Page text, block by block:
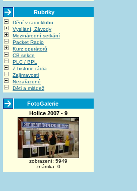
Rubriky
Dění v radioklubu
Vysílání, Závody
Mezinárodní setkání
Packet Radio
Kurz operátorů
CB sekce
PLC / BPL
Z historie rádia
Zajímavosti
Nezařazené
Děti a mládež
FotoGalerie
Holice 2007 - 9
zobrazení: 5949
známka: 0